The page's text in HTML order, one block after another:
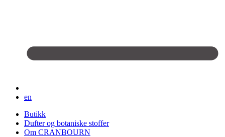
en
Butikk
Dufter og botaniske stoffer
Om CRANBOURN